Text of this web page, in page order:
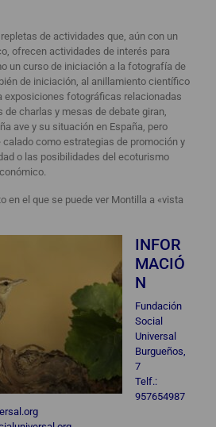
de actividades que, aún con un
ofrecen actividades de interés para
un curso de iniciación a la fotografía de
de iniciación, al anillamiento científico
exposiciones fotográficas relacionadas
charlas y mesas de debate giran,
ave y su situación en España, pero
como estrategias de promoción y
o las posibilidades del ecoturismo
en el que se puede ver Montilla a «vista
INFOR
MACIÓ
N
Fundación
Social
Universal
Burgueños,
7
Telf.:
957654987